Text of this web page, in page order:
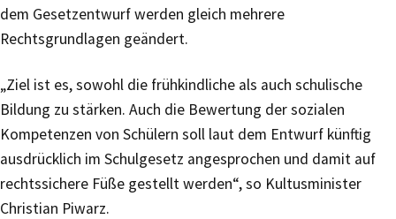
dem Gesetzentwurf werden gleich mehrere
Rechtsgrundlagen geändert.
„Ziel ist es, sowohl die frühkindliche als auch schulische
Bildung zu stärken. Auch die Bewertung der sozialen
Kompetenzen von Schülern soll laut dem Entwurf künftig
ausdrücklich im Schulgesetz angesprochen und damit auf
rechtssichere Füße gestellt werden“, so Kultusminister
Christian Piwarz.